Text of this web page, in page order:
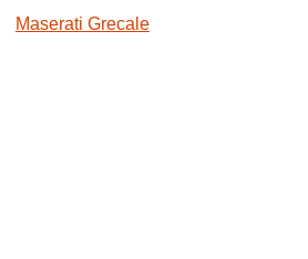
Maserati Grecale